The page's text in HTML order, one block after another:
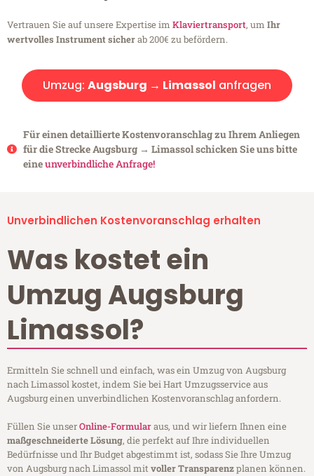
Vertrauen Sie auf unsere Expertise im Klaviertransport, um Ihr
wertvolles Instrument sicherab 200€ zu befördern.
Umzug: Augsburg → Limassol anfragen
Für einen detaillierte Kostenvoranschlag zu Ihrem Anliegen
für die Strecke Augsburg → Limassol schicken Sie uns bitte
eineunverbindliche Anfrage!
Unverbindlichen Kostenvoranschlag erhalten
Was kostet ein
Umzug Augsburg
Limassol?
Ermitteln Sie schnell und einfach, was ein Umzug von Augsburg
nach Limassol kostet, indem Sie bei Hart Umzugsservice aus
Augsburg einen unverbindlichen Kostenvoranschlag anfordern.
Füllen Sie unserOnline-Formularaus, und wir liefern Ihnen eine
maßgeschneiderte Lösung, die perfekt auf Ihre individuellen
Bedürfnisse und Ihr Budget abgestimmt ist, sodass Sie Ihre Umzug
von Augsburg nach Limassol mitvoller Transparenzplanen können.